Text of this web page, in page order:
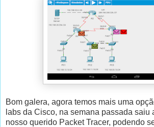
Bom galera, agora temos mais uma
labs da Cisco, na semana passada saiu
nosso querido Packet Tracer, podendo